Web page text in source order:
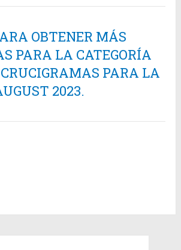
OBTENER MÁS
PARA LA CATEGORÍA
PARA LA
2023.